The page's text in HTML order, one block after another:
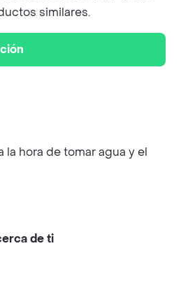
similares.
hora de tomar agua y el
de ti